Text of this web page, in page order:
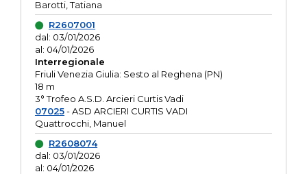
Barotti, Tatiana
R2607001
dal: 03/01/2026
al: 04/01/2026
Interregionale
Friuli Venezia Giulia: Sesto al Reghena (PN)
18 m
3° Trofeo A.S.D. Arcieri Curtis Vadi
07025- ASD ARCIERI CURTIS VADI
Quattrocchi, Manuel
R2608074
dal: 03/01/2026
al: 04/01/2026